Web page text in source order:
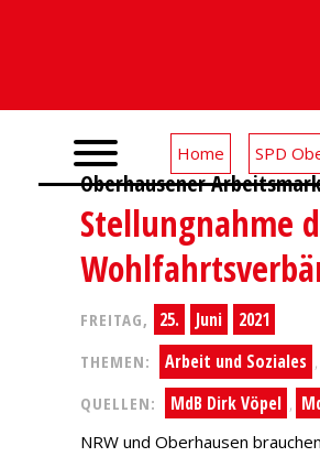
Home SPD
Oberhausener
Stellungnahme
FREITAG, 25. Juni 2021
THEMEN: Arbeit und Soziales
QUELLEN:
MdB Dirk Vöpel ,
NRW und Oberhausen